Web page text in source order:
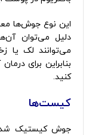
این نوع جوش‌ها
دلیل می‌توان
می‌توانند لک یا
بنابراین برای
کنید.
کیست‌ها
جوش کیستیک